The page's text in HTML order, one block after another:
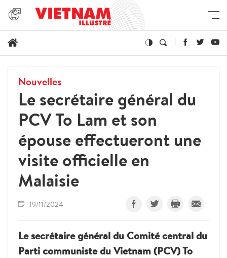
Nouvelles
Le secrétaire général du
PCV To Lam et son
épouse effectueront une
visite officielle en
Malaisie
19/11/2024
Le secrétaire général du Comité central du
Parti communiste du Vietnam (PCV) To